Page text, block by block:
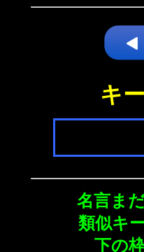
キ
名言ま
類似キ
下の